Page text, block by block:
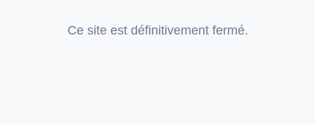
Ce site est définitivement fermé.